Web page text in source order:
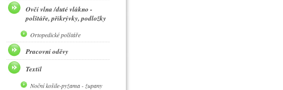
Ovčí vlna /duté vlákno -
polštáře, přikrývky, podložky
Ortopedické polštáře
Pracovní oděvy
Textil
Noční košile-pyžama - župany